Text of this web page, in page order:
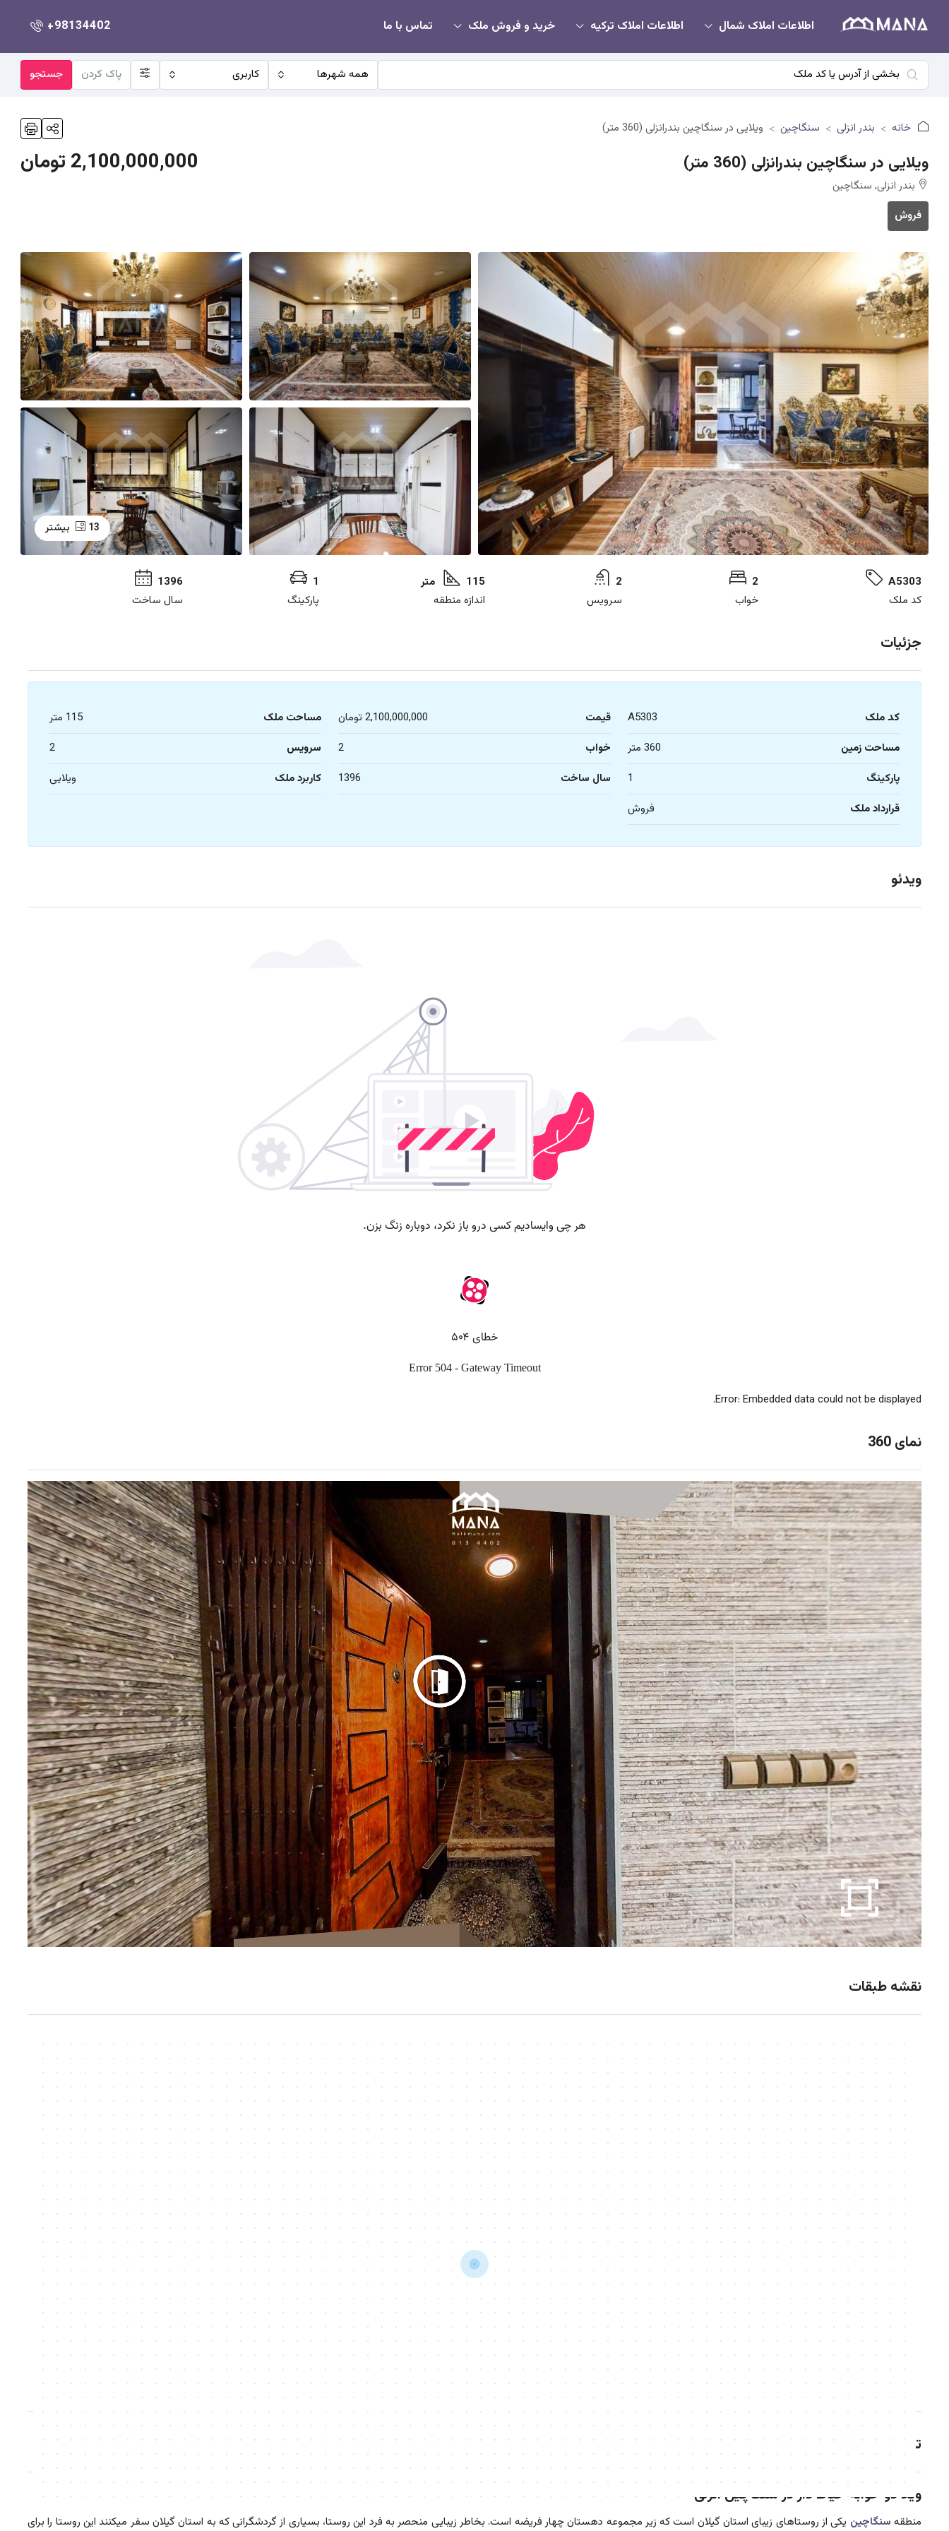
اطلاعات املاک شمال اطلاعات املاک ترکیه خرید و فروش ملک تماس با ما +98134402
همه شهرها کاربری پاک کردن جستجو
خانه بندر انزلی سنگاچین ویلایی در سنگاچین بندرانزلی (360 متر)
ویلایی در سنگاچین بندرانزلی (360 متر)
بندر انزلی, سنگاچین
فروش
2,100,000,000 تومان
13 بیشتر
A5303
کد ملک
2
خواب
2
سرویس
115 متر
اندازه منطقه
1
پارکینگ
1396
سال ساخت
جزئیات
کد ملک A5303 قیمت 2,100,000,000 تومان مساحت ملک
115 متر
مساحت زمین
360 متر خواب 2 سرویس
2
پارکینگ
1 سال ساخت 1396 کاربرد ملک
ویلایی
قرارداد ملک
فروش
ویدئو
Error: Embedded data could not be displayed.
نمای 360
نقشه طبقات
توضیحات
ویلا دو خوابه حیاط دار در سنگاچین انزلی
منطقه سنگاچین یکی از روستاهای زیبای استان گیلان است که زیر مجموعه دهستان چهار فریضه است. بخاطر زیبایی منحصر به فرد این روستا، بسیاری از گردشگرانی که به استان گیلان سفر میکنند این روستا را برای